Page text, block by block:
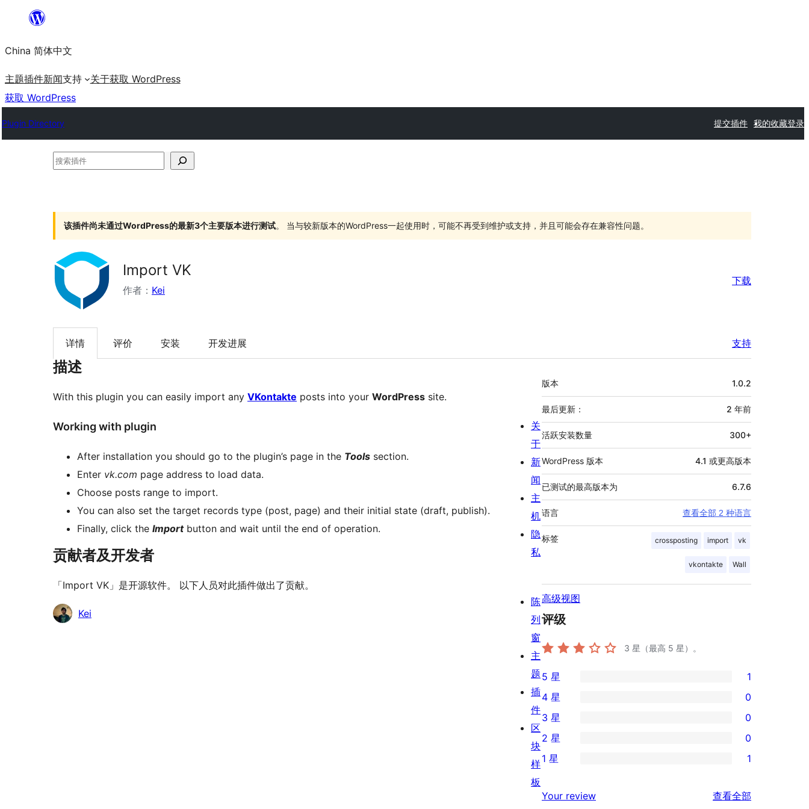
内
容
China 简体中文
主题插件新闻支持 关于获取 WordPress
获取 WordPress
Plugin Directory 提交插件 我的收藏登录
搜
件
该插件尚未通过WordPress的最新3个主要版本进行测试。 当与较新版本的WordPress一起使用时，可能不再受到维护或支持，并且可能会存在兼容性问题。
Import VK
作者： Kei
下载
详情 评价 安装 开发进展 支持
描述
With this plugin you can easily import any VKontakte posts into your WordPress site.
Working with plugin
After installation you should go to the plugin’s page in the Tools section.
Enter vk.com page address to load data.
Choose posts range to import.
You can also set the target records type (post, page) and their initial state (draft, publish).
Finally, click the Importbutton and wait until the end of operation.
贡献者及开发者
「Import VK」是开源软件。 以下人员对此插件做出了贡献。
贡
Kei
额
外
信
息
版本 1.0.2
最后更新： 2 年前
活跃安装数量 300+
WordPress 版本 4.1 或更高版本
已测试的最高版本为 6.7.6
语言 查看全部 2 种语言
标签 crossposting import vk
vkontakte Wall
高级视图
评级
3 星（最高 5 星）。
1
条
5
星
评
5 星 1
条
4
星
价
4 星 0
0
条
3
评
3 星 0
条
星
2 星 0
1
1 星 1
Your review 查看全部
关
于
新
闻
主
机
隐
私
陈
列
窗
主
题
插
件
区
块
样
板